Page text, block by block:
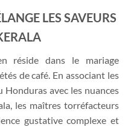
LES SAVEURS
réside dans le mariage
de café. En associant les
Honduras avec les nuances
les maîtres torréfacteurs
gustative complexe et